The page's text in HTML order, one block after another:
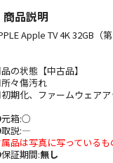
品説明
Apple TV 4K 32GB（第
の状態【中古品】
々傷汚れ
期化、ファームウェア
箱:○
説:―
品は写真に写っているも
証期間:無し